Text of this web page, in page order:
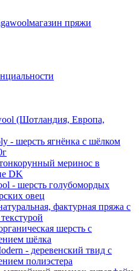
магазин пряжи
(Шотландия, Европа,
- шерсть ягнёнка с шёлком
меринос в
DK
- шерсть голубомордых
овец
фактурная пряжа с
шерсть с
шёлка
- деревенский твид с
полиэстера